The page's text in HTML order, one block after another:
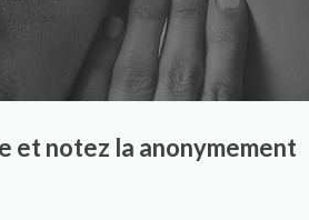
et notez la anonymement